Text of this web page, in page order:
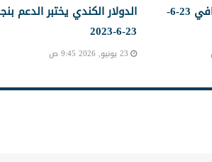
داوجونز يحاول التعافي 23-6-
الدولار الكندي يختبر الدعم
23-6-2023
23 يونيو, 2026 9:45 ص